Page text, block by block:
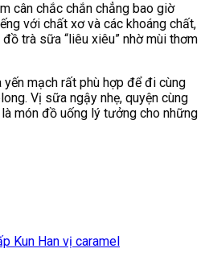
cân chắc chắn chẳng bao giờ
với chất xơ và các khoáng chất,
trà sữa “liêu xiêu” nhờ mùi thơm
yến mạch rất phù hợp để đi cùng
Vị sữa ngậy nhẹ, quyện cùng
món đồ uống lý tưởng cho những
Kun Han vị caramel